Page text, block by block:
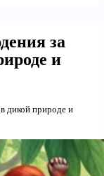
за
и
дикой природе и